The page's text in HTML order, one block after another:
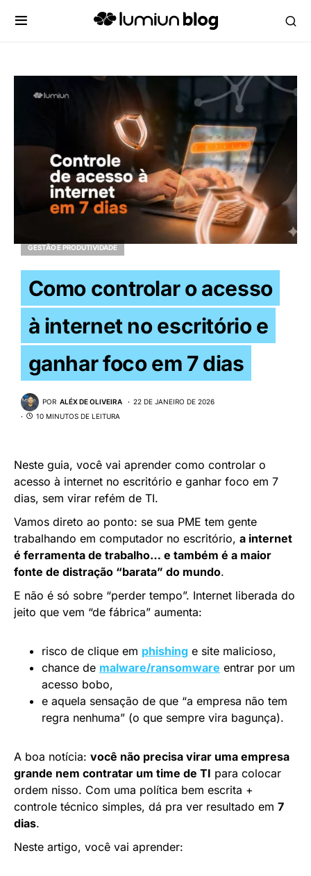
GESTÃO E PRODUTIVIDADE
Como controlar o acesso
à internet no escritório e
ganhar foco em 7 dias
POR ALÉX DE OLIVEIRA
22 DE JANEIRO DE 2026
10 MINUTOS DE LEITURA
Neste guia, você vai aprender como controlar o
acesso à internet no escritório e ganhar foco em 7
dias, sem virar refém de TI.
Vamos direto ao ponto: se sua PME tem gente
trabalhando em computador no escritório, a internet
é ferramenta de trabalho… e também é a maior
fonte de distração “barata” do mundo.
E não é só sobre “perder tempo”. Internet liberada do
jeito que vem “de fábrica” aumenta:
risco de clique em phishing e site malicioso,
chance de malware/ransomware entrar por um
acesso bobo,
e aquela sensação de que “a empresa não tem
regra nenhuma” (o que sempre vira bagunça).
A boa notícia: você não precisa virar uma empresa
grande nem contratar um time de TI para colocar
ordem nisso. Com uma política bem escrita +
controle técnico simples, dá pra ver resultado em 7
dias.
Neste artigo, você vai aprender: